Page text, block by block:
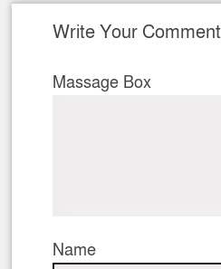
Write Your Comment
Massage Box
Name